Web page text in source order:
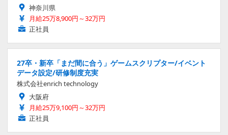
神奈川県
月給25万8,900円～32万円
正社員
27卒・新卒「まだ間に合う」ゲームスクリプター/イベント
データ設定/研修制度充実
株式会社enrich technology
大阪府
月給25万9,100円～32万円
正社員